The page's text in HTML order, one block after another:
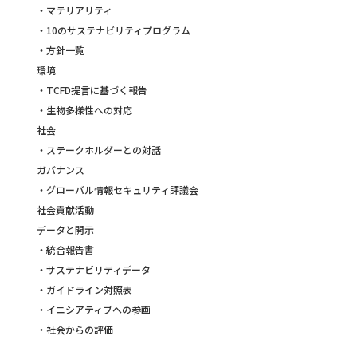
・マテリアリティ
・10のサステナビリティプログラム
・方針一覧
環境
・TCFD提言に基づく報告
・生物多様性への対応
社会
・ステークホルダーとの対話
ガバナンス
・グローバル情報セキュリティ評議会
社会貢献活動
データと開示
・統合報告書
・サステナビリティデータ
・ガイドライン対照表
・イニシアティブへの参画
・社会からの評価